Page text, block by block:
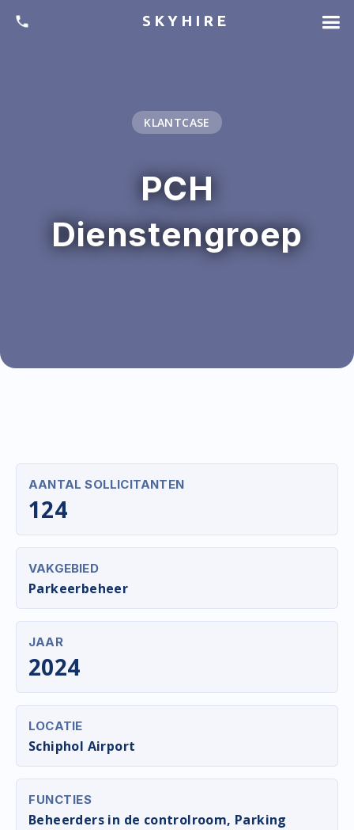
SKYHIRE
KLANTCASE
PCH
Dienstengroep
AANTAL SOLLICITANTEN
124
VAKGEBIED
Parkeerbeheer
JAAR
2024
LOCATIE
Schiphol Airport
FUNCTIES
Beheerders in de controlroom, Parking